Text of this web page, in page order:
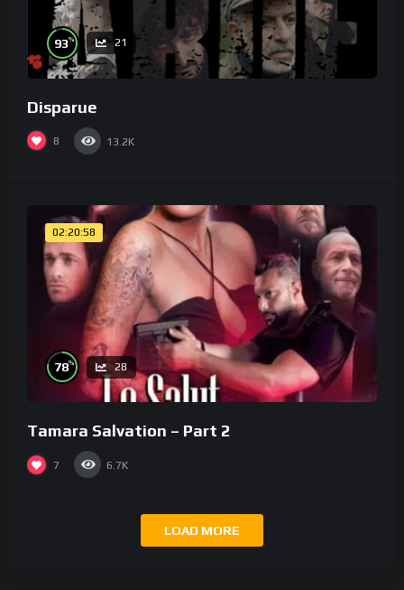
93% 21
Disparue
8 13.2K
02:20:58
78% 28
Tamara Salvation – Part 2
7 6.7K
LOAD MORE